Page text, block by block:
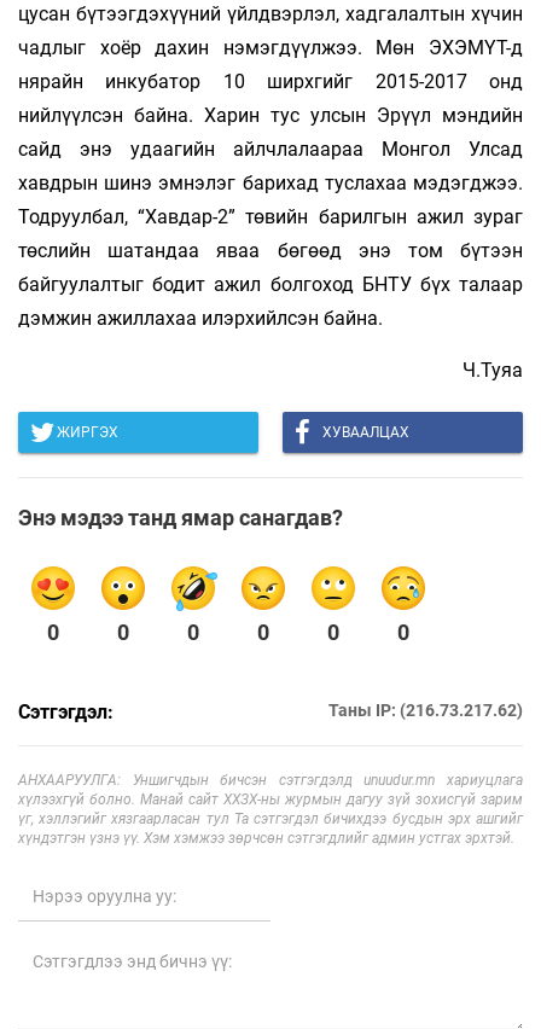
цусан бүтээгдэхүүний үйлдвэрлэл, хадгалалтын хүчин
чадлыг хоёр дахин нэмэгдүүлжээ. Мөн ЭХЭМҮТ-д
нярайн инкубатор 10 ширхгийг 2015-2017 онд
нийлүүлсэн байна. Харин тус улсын Эрүүл мэндийн
сайд энэ удаагийн айлчлалаараа Монгол Улсад
хавдрын шинэ эмнэлэг барихад туслахаа мэдэгджээ.
Тодруулбал, “Хавдар-2” төвийн барилгын ажил зураг
төслийн шатандаа яваа бөгөөд энэ том бүтээн
байгуулалтыг бодит ажил болгоход БНТУ бүх талаар
дэмжин ажиллахаа илэрхийлсэн байна.
Ч.Туяа
ЖИРГЭХ ХУВААЛЦАХ
Энэ мэдээ танд ямар санагдав?
0 0 0 0 0 0
Сэтгэгдэл: Таны IP: (216.73.217.62)
АНХААРУУЛГА: Уншигчдын бичсэн сэтгэгдэлд unuudur.mn хариуцлага
хүлээхгүй болно. Манай сайт ХХЗХ-ны журмын дагуу зүй зохисгүй зарим
үг, хэллэгийг хязгаарласан тул Та сэтгэгдэл бичихдээ бусдын эрх ашгийг
хүндэтгэн үзнэ үү. Хэм хэмжээ зөрчсөн сэтгэгдлийг админ устгах эрхтэй.